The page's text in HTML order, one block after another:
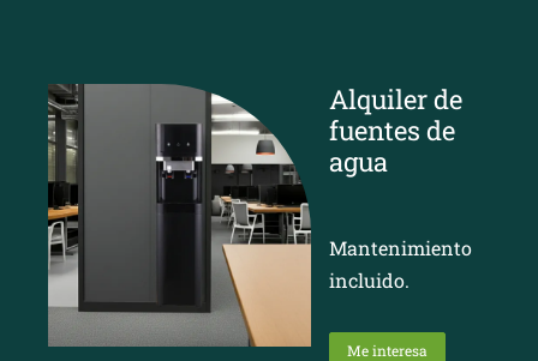
Alquiler de
fuentes de
agua
Mantenimiento
incluido.
Me interesa